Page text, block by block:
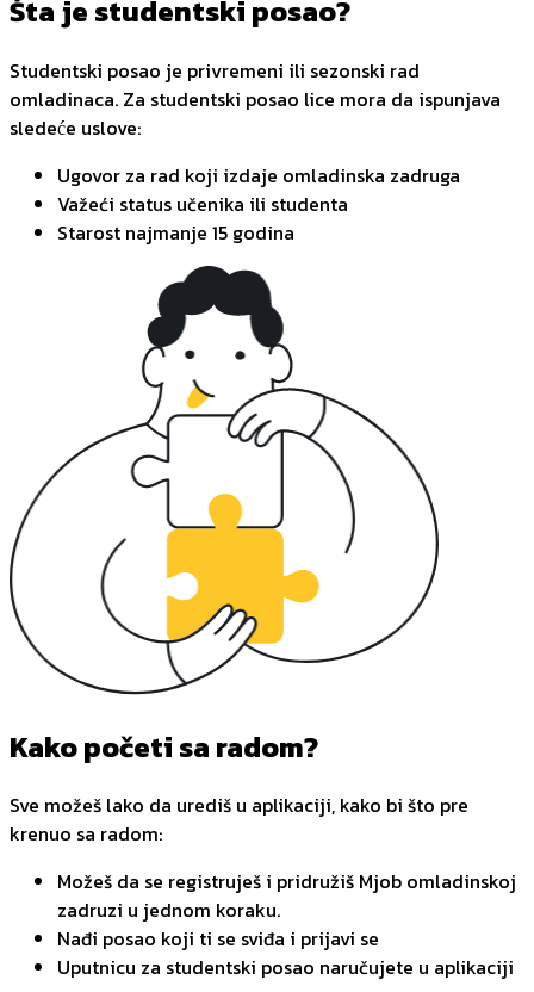
Šta je studentski posao?
Studentski posao je privremeni ili sezonski rad
omladinaca. Za studentski posao lice mora da ispunjava
sledeće uslove:
Ugovor za rad koji izdaje omladinska zadruga
Važeći status učenika ili studenta
Starost najmanje 15 godina
Kako početi sa radom?
Sve možeš lako da urediš u aplikaciji, kako bi što pre
krenuo sa radom:
Možeš da se registruješ i pridružiš Mjob omladinskoj
zadruzi u jednom koraku.
Nađi posao koji ti se sviđa i prijavi se
Uputnicu za studentski posao naručujete u aplikaciji